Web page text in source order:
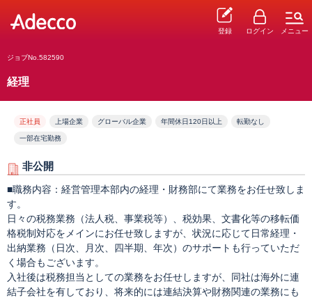
登録 ログイン メニュー
ジョブNo.582590
経理
正社員 上場企業 グローバル企業 年間休日120日以上 転勤なし
一部在宅勤務
非公開
■職務内容：経営管理本部内の経理・財務部にて業務をお任せ致しま
す。
日々の税務業務（法人税、事業税等）、税効果、文書化等の移転価
格税制対応をメインにお任せ致しますが、状況に応じて日常経理・
出納業務（日次、月次、四半期、年次）のサポートも行っていただ
く場合もございます。
入社後は税務担当としての業務をお任せしますが、同社は海外に連
結子会社を有しており、将来的には連結決算や財務関連の業務にも